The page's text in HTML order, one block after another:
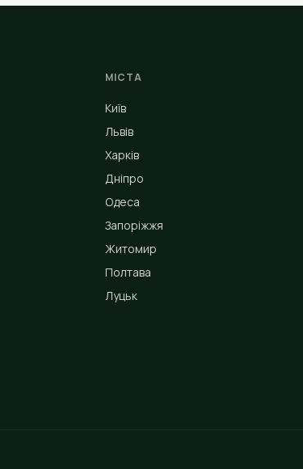
МІСТА
Київ
Львів
Харків
Дніпро
Одеса
Запоріжжя
Житомир
Полтава
Луцьк